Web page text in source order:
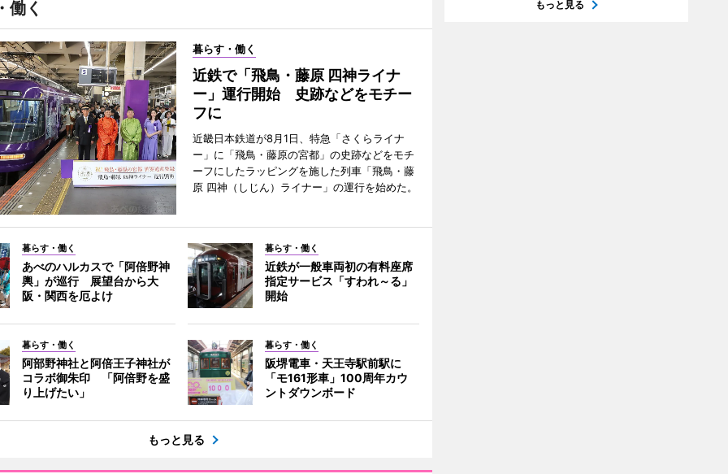
働く
暮らす・働く
近鉄で「飛鳥・藤原 四神ライナ
ー」運行開始 史跡などをモチー
フに
近畿日本鉄道が8月1日、特急「さくらライナ
ー」に「飛鳥・藤原の宮都」の史跡などをモチ
ーフにしたラッピングを施した列車「飛鳥・藤
原 四神（しじん）ライナー」の運行を始めた。
暮らす・働く
あべのハルカスで「阿倍野神
輿」が巡行 展望台から大
阪・関西を厄よけ
暮らす・働く
近鉄が一般車両初の有料座席
指定サービス「すわれ～る」
開始
暮らす・働く
阿部野神社と阿倍王子神社が
コラボ御朱印 「阿倍野を盛
り上げたい」
暮らす・働く
阪堺電車・天王寺駅前駅に
「モ161形車」100周年カウ
ントダウンボード
もっと見る
もっと見る